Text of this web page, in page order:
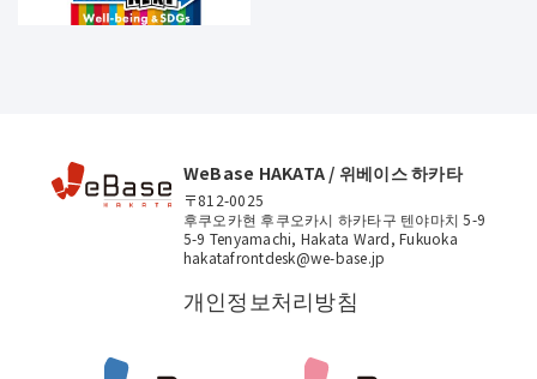
WeBase HAKATA / 위베이스 하카타
〒812-0025
후쿠오카현 후쿠오카시 하카타구 텐야마치 5-9
5-9 Tenyamachi, Hakata Ward, Fukuoka
hakatafrontdesk@we-base.jp
개인정보처리방침